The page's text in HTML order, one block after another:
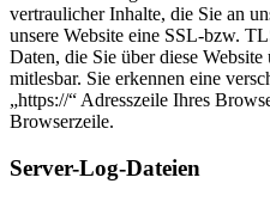
vertraulicher Inhalte, die Sie an
unsere Website eine SSL-bzw.
Daten, die Sie über diese
mitlesbar. Sie erkennen eine
„https://“ Adresszeile Ihres
Browserzeile.
Server-Log-Dateien